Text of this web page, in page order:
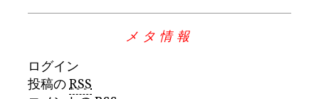
メタ情報
ログイン
投稿のRSS